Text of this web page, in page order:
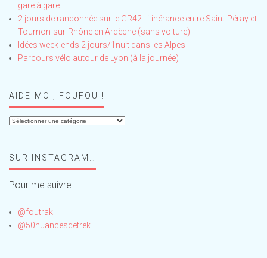
gare à gare
2 jours de randonnée sur le GR42 : itinérance entre Saint-Péray et
Tournon-sur-Rhône en Ardèche (sans voiture)
Idées week-ends 2 jours/1nuit dans les Alpes
Parcours vélo autour de Lyon (à la journée)
AIDE-MOI, FOUFOU !
Aide-
!SUR INSTAGRAM…
Pour me suivre:
@foutrak
@50nuancesdetrek